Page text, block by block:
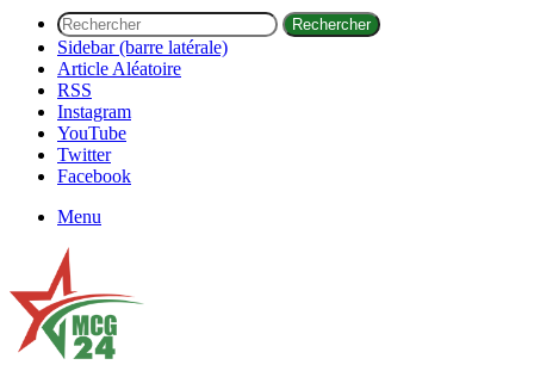
Rechercher
Sidebar (barre latérale)
Article Aléatoire
RSS
Instagram
YouTube
Twitter
Facebook
Menu